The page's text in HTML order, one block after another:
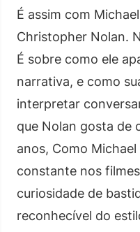
É assim com
Christopher Nolan.
É sobre como ele
narrativa, e como
interpretar
que Nolan gosta de
anos, Como
constante nos
curiosidade de
reconhecível do